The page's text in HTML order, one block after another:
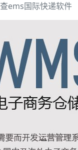
查ems国际快递软件